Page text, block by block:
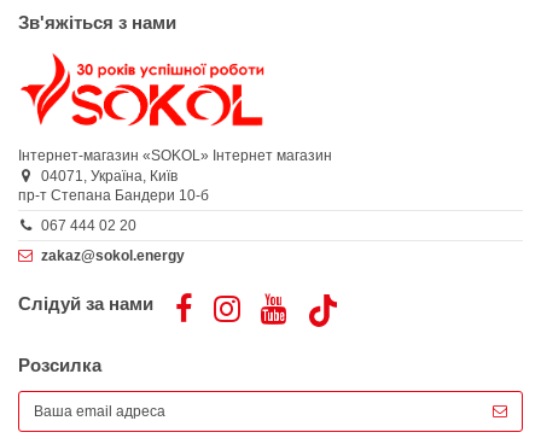
Зв'яжіться з нами
Інтернет-магазин «SOKOL» Інтернет магазин
04071, Україна, Київ
пр-т Степана Бандери 10-б
067 444 02 20
zakaz@sokol.energy
Слідуй за нами
Розсилка